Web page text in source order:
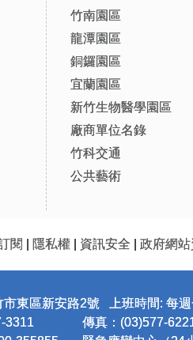
竹南園區
龍潭園區
銅鑼園區
宜蘭園區
新竹生物醫學園區
廠商單位名錄
竹科交通
公共藝術
閱 隱私權 資訊安全 政府網
市東區新安路2號 上班時間: 每
3311
傳真：(03)577-